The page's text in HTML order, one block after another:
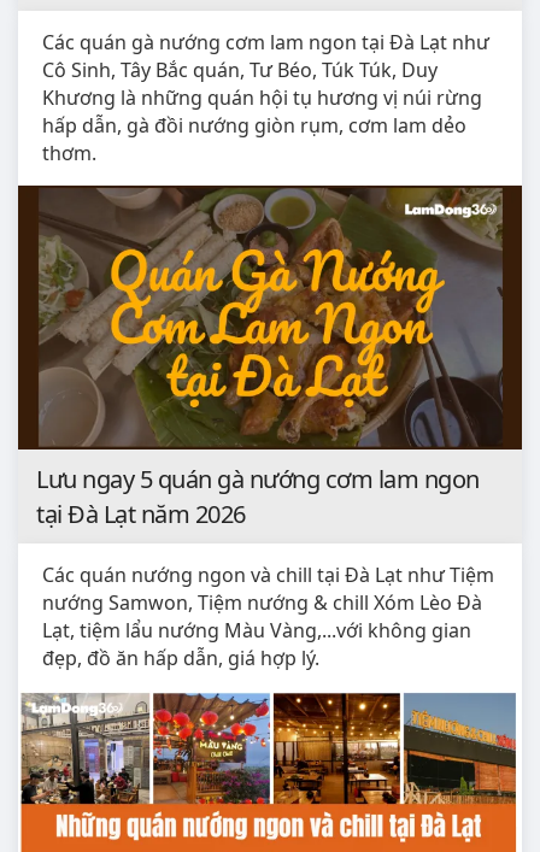
Các quán gà nướng cơm lam ngon tại Đà Lạt như
Cô Sinh, Tây Bắc quán, Tư Béo, Túk Túk, Duy
Khương là những quán hội tụ hương vị núi rừng
hấp dẫn, gà đồi nướng giòn rụm, cơm lam dẻo
thơm.
Lưu ngay 5 quán gà nướng cơm lam ngon
tại Đà Lạt năm 2026
Các quán nướng ngon và chill tại Đà Lạt như Tiệm
nướng Samwon, Tiệm nướng & chill Xóm Lèo Đà
Lạt, tiệm lẩu nướng Màu Vàng,...với không gian
đẹp, đồ ăn hấp dẫn, giá hợp lý.